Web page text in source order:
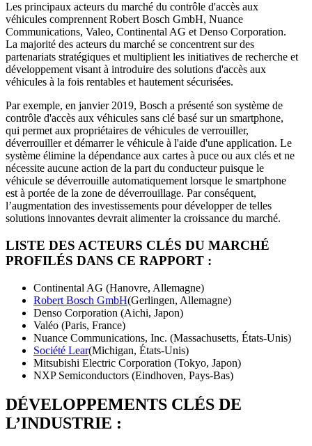
Les principaux acteurs du marché du contrôle d'accès aux
véhicules comprennent Robert Bosch GmbH, Nuance
Communications, Valeo, Continental AG et Denso Corporation.
La majorité des acteurs du marché se concentrent sur des
partenariats stratégiques et multiplient les initiatives de recherche et
développement visant à introduire des solutions d'accès aux
véhicules à la fois rentables et hautement sécurisées.
Par exemple, en janvier 2019, Bosch a présenté son système de
contrôle d'accès aux véhicules sans clé basé sur un smartphone,
qui permet aux propriétaires de véhicules de verrouiller,
déverrouiller et démarrer le véhicule à l'aide d'une application. Le
système élimine la dépendance aux cartes à puce ou aux clés et ne
nécessite aucune action de la part du conducteur puisque le
véhicule se déverrouille automatiquement lorsque le smartphone
est à portée de la zone de déverrouillage. Par conséquent,
l’augmentation des investissements pour développer de telles
solutions innovantes devrait alimenter la croissance du marché.
LISTE DES ACTEURS CLÉS DU MARCHÉ
PROFILÉS DANS CE RAPPORT :
Continental AG (Hanovre, Allemagne)
Robert Bosch GmbH(Gerlingen, Allemagne)
Denso Corporation (Aichi, Japon)
Valéo (Paris, France)
Nuance Communications, Inc. (Massachusetts, États-Unis)
Société Lear(Michigan, États-Unis)
Mitsubishi Electric Corporation (Tokyo, Japon)
NXP Semiconductors (Eindhoven, Pays-Bas)
DÉVELOPPEMENTS CLÉS DE
L’INDUSTRIE :